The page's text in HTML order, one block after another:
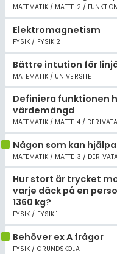
MATEMATIK / MATTE 2 /
Elektromagnetism
FYSIK / FYSIK 2
Bättre intution för
MATEMATIK / UNIVERSITET
Definiera funktionen
värdemängd
MATEMATIK / MATTE 4 / DERIVATA
Någon som kan
MATEMATIK / MATTE 3 /
Hur stort är trycket
varje däck på en
1360 kg?
FYSIK / FYSIK 1
Behöver ex A frågor
FYSIK / GRUNDSKOLA